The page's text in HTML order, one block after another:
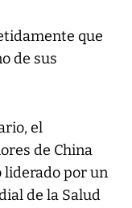
que
de sus
el
de China
liderado por un
de la Salud